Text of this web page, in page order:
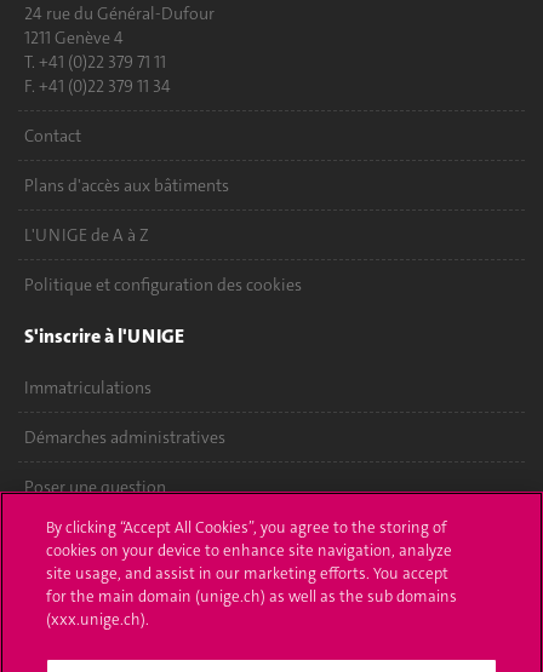
24 rue du Général-Dufour
1211 Genève 4
T. +41 (0)22 379 71 11
F. +41 (0)22 379 11 34
Contact
Plans d'accès aux bâtiments
L'UNIGE de A à Z
Politique et configuration des cookies
S'inscrire à l'UNIGE
Immatriculations
Démarches administratives
Poser une question
L'UNIGE vous informe
UNIGE Mobile
By clicking “Accept All Cookies”, you agree to the storing of
cookies on your device to enhance site navigation, analyze
site usage, and assist in our marketing efforts. You accept
for the main domain (unige.ch) as well as the sub domains
(xxx.unige.ch).